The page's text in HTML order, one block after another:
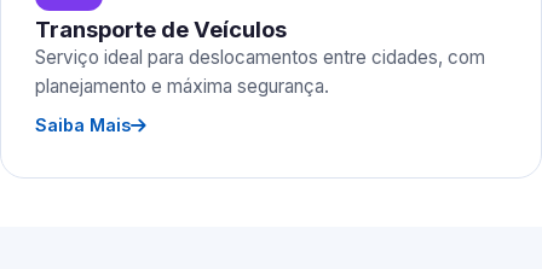
Transporte de Veículos
Serviço ideal para deslocamentos entre cidades, com
planejamento e máxima segurança.
Saiba Mais